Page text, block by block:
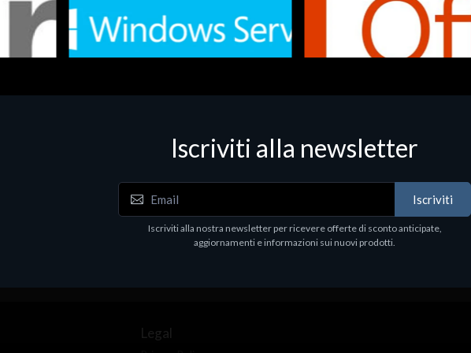
Software - Office Productivity Software - Office Productivity
Iscriviti alla newsletter
Iscriviti
Iscriviti alla nostra newsletter per ricevere offerte di sconto anticipate,
aggiornamenti e informazioni sui nuovi prodotti.
Legal